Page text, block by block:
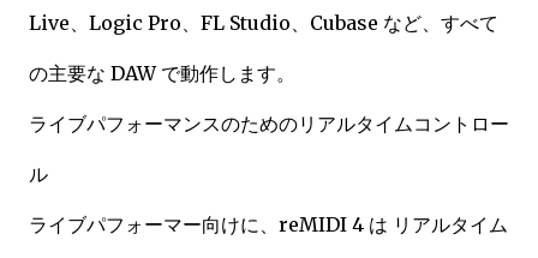
Live、Logic Pro、FL Studio、Cubase など、すべて
の主要な DAW で動作します。
ライブパフォーマンスのためのリアルタイムコントロー
ル
ライブパフォーマー向けに、reMIDI 4 は リアルタイム